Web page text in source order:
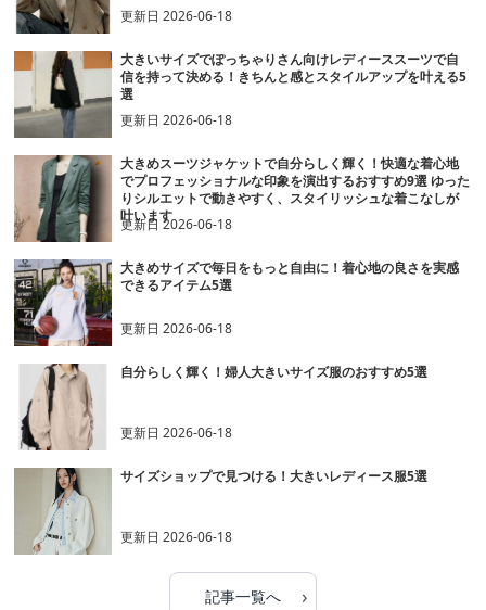
更新日2026-06-18
大きいサイズでぽっちゃりさん向けレディーススーツで自
信を持って決める！きちんと感とスタイルアップを叶える5
選
更新日2026-06-18
大きめスーツジャケットで自分らしく輝く！快適な着心地
でプロフェッショナルな印象を演出するおすすめ9選 ゆった
りシルエットで動きやすく、スタイリッシュな着こなしが
叶います
更新日2026-06-18
大きめサイズで毎日をもっと自由に！着心地の良さを実感
できるアイテム5選
更新日2026-06-18
自分らしく輝く！婦人大きいサイズ服のおすすめ5選
更新日2026-06-18
サイズショップで見つける！大きいレディース服5選
更新日2026-06-18
記事一覧へ ›